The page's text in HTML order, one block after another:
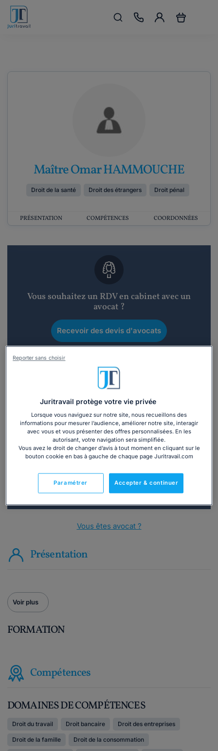
Maître Omar HAMMOUCHE
Droit de la santé Droit des étrangers Droit pénal
PRÉSENTATION COMPÉTENCES COORDONNÉES
Vous souhaitez un RDV en cabinet avec un
avocat ?
Recevoir des devis d'avocats
Vous souhaitez une consultation par
téléphone ?
Consulter immédiatement
ou appelez le 01 75 75 42 33
(8h à 21h du lundi au
Vous êtes avocat ?
Présentation
Voir plus
FORMATION
Compétences
DOMAINES DE COMPÉTENCES
Droit du travail Droit bancaire Droit des entreprises
Droit de la famille Droit de la consommation
Juritravail protège votre vie privée
Lorsque vous naviguez sur notre site, nous recueillons des
informations pour mesurer l’audience, améliorer notre site, interagir
avec vous et vous présenter des offres personnalisées. En les
autorisant, votre navigation sera simplifiée.
Vous avez le droit de changer d’avis à tout moment en cliquant sur le
bouton cookie en bas à gauche de chaque page Juritravail.com
Accepter & continuer
Paramétrer
Reporter sans choisir